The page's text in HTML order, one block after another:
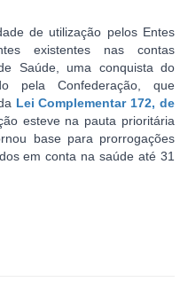
de utilização pelos Entes
existentes nas contas
Saúde, uma conquista do
pela Confederação, que
Lei Complementar 172, de
esteve na pauta prioritária
base para prorrogações
em conta na saúde até 31